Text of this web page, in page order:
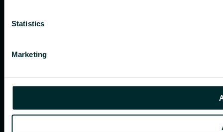
Statistics
Marketing